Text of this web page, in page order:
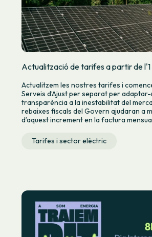
Actualització de tarifes a partir de l'1
Actualitzem les nostres tarifes i
Serveis d’Ajust per separat per
transparència a la inestabilitat del
rebaixes fiscals del Govern ajudaran a
d’aquest increment en la factura
Tarifes i sector elèctric